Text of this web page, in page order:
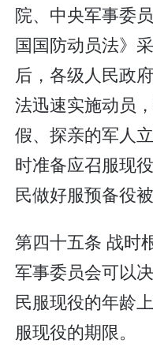
院、中央军事委
国国防动员法》
后，各级人民政
法迅速实施动员
假、探亲的军人
时准备应召服现
民做好服预备役
第四十五条 战时
军事委员会可以
民服现役的年龄
服现役的期限。